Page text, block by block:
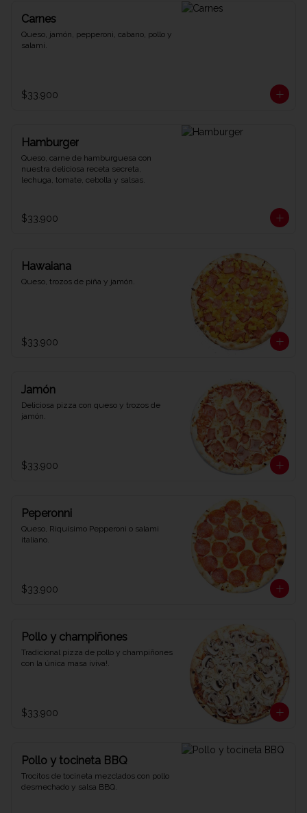
Carnes
Queso, jamón, pepperoni, cabano, pollo y
salami.
$33.900
Hamburger
Queso, carne de hamburguesa con
nuestra deliciosa receta secreta,
lechuga, tomate, cebolla y salsas.
$33.900
Hawaiana
Queso, trozos de piña y jamón.
$33.900
Jamón
Deliciosa pizza con queso y trozos de
jamón.
$33.900
Peperonni
Queso, Riquísimo Pepperoni o salami
italiano.
$33.900
Pollo y champiñones
Tradicional pizza de pollo y champiñones
con la única masa ¡viva!.
$33.900
Pollo y tocineta BBQ
Trocitos de tocineta mezclados con pollo
desmechado y salsa BBQ.